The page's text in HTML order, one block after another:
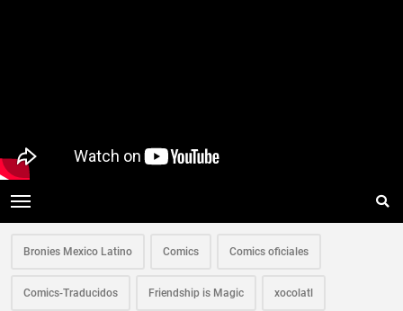
Bronies Mexico Latino Comics Comics oficiales
Comics-Traducidos Friendship is Magic xocolatl